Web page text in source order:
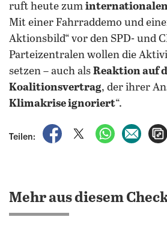
ruft heute zum
Mit einer Fahrraddemo und
Aktionsbild“ vor den SPD- und
Parteizentralen wollen die
setzen – auch als Reaktion auf
Koalitionsvertrag, der ihrer
Klimakrise ignoriert“.
Teilen:
auf Facebook teilen
auf X teilen
per per
Mehr aus diesem